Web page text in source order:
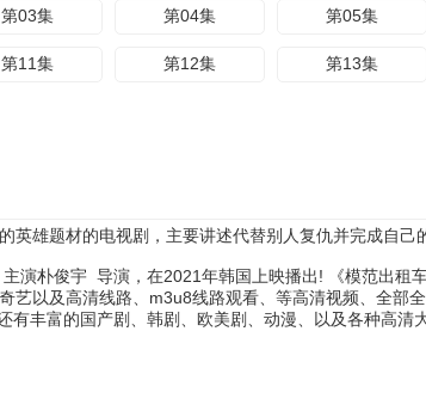
第03集 第04集 第05集
第11集 第12集 第13集
雄题材的电视剧，主要讲述代替别人复仇并完成自己
主演朴俊宇 导演，在2021年韩国上映播出! 《模范出租
艺以及高清线路、m3u8线路观看、等高清视频、全部
丰富的国产剧、韩剧、欧美剧、动漫、以及各种高清